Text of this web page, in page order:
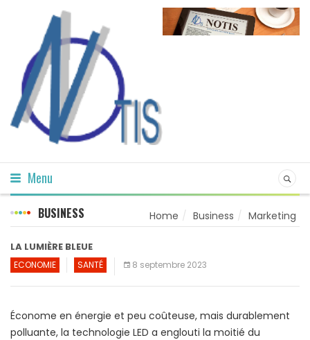
Menu
BUSINESS Home Business Marketing
LA LUMIÈRE BLEUE
ECONOMIE SANTÉ 8 septembre 2023
Économe en énergie et peu coûteuse, mais durablement
polluante, la technologie LED a englouti la moitié du